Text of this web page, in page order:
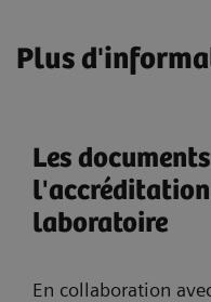
Plus
Les
laboratoire
En collaboration